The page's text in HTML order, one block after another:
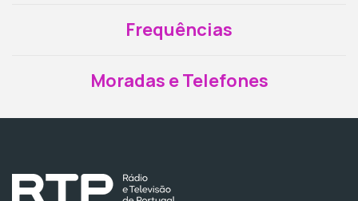
Frequências
Moradas e Telefones